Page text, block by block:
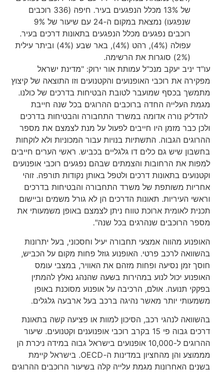
של 13% מכלל הנפגעים בעיר. חיפה (336 רוכבים
שנפגעו) נמצאת במקום ה-24 עם שיעור של 9%
רוכבים נפגעים מכלל הנפגעים בתאונות דרכים בעיר.
עפולה (4%), רהט (4%), באר שבע (4%) וביתר עילית
עו"ד יניב יעקב מנכ"ל עמותת אור ירוק: "מדינת ישראל
מפקירה את רוכבי האופנועים והקטנועים וזו התוצאה של קיצוץ
מתמשך בכסף שמועבר לטובת הבטיחות בדרכים של כולנו.
מגמת העלייה החדה ברוכבים ההרוגים בכל שנה חייבת
להדליק נורה אדומה במשרד התחבורה והבטיחות בדרכים
ולכן כבר מזמן היו חייבים לפעול על מנת לצמצם את מספר
ההרוגים הגבוה. התשתיות בנויות עבור המכוניות ולא לוקחות
בחשבון שיש גם כלים דו גלגליים בכביש. ראשי הערים חייבים
למפות את הרחובות והצמתים שבהם נפגעים רוכבי אופנועים
וקטנועים בתאונות דרכים ולטפל באותן נקודות תורפה. זוהי
אחריות משותפת של משרד התחבורה והבטיחות בדרכים
וראשי העיריות. תאונות הדרכים הן לא גורל משמים וביישום
תכנית לאומית ארוכת טווח ניתן לצמצם באופן משמעותי את
מספר הרוכבים שנהרגים בכל שנה".
האופנוע מהווה אמצעי תחבורה יעיל וחסכוני, בעל יתרונות
בהשוואה לרכב פרטי. האופנוע גוזל פחות מקום על הכביש,
חוסך זמן נסיעה ופחות מזהם את האוויר, במצבי עומס
האופנוע יכול לנוע במהירות בשעה שהנהג נאלץ להמתין
בפקקי תנועה. אולם, הרכיבה על אופנוע מסוכנת באופן
משמעותי יותר מאשר נהיגה ברכב בעל ארבעה גלגלים.
בהשוואה לנהגי רכב, הסיכון למוות או פציעה קשה בתאונת
דרכים גבוה פי 15 בקרב רוכבי אופנוענים וקטנועים. שיעור
ההרוגים ל-10,000 אופנועים בישראל גבוה במידה ניכרת הן
מממוצע והן מהחציון במדינות ה-OECD. בישראל קיימת
בשנים האחרונות מגמת עלייה קלה בשיעור הרוכבים ההרוגים